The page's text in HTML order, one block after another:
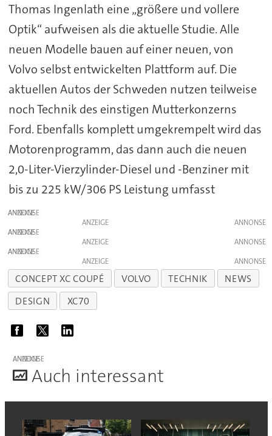
Thomas Ingenlath eine „größere und vollere
Optik“ aufweisen als die aktuelle Studie. Alle
neuen Modelle bauen auf einer neuen, von
Volvo selbst entwickelten Plattform auf. Die
aktuellen Autos der Schweden nutzen teilweise
noch Technik des einstigen Mutterkonzerns
Ford. Ebenfalls komplett umgekrempelt wird das
Motorenprogramm, das dann auch die neuen
2,0-Liter-Vierzylinder-Diesel und -Benziner mit
bis zu 225 kW/306 PS Leistung umfasst
ANZEIGE
ANZEIGE
ANZEIGE
ANZEIGE
ANZEIGE
ANZEIGE
CONCEPT XC COUPÉ VOLVO TECHNIK
NEWS
DESIGN
XC70
ANZEIGE
Auch interessant